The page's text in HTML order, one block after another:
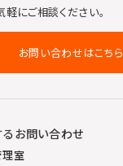
にご相談ください。
お問い合わせはこちら
お問い合わせ
室